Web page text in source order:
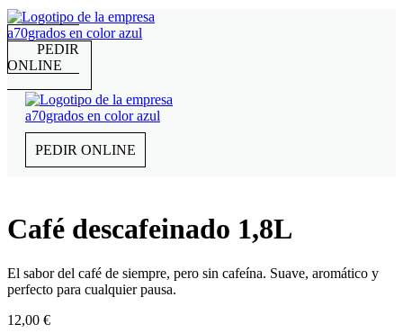
PEDIR
ONLINE
PEDIR ONLINE
Café descafeinado 1,8L
El sabor del café de siempre, pero sin cafeína. Suave, aromático y
perfecto para cualquier pausa.
12,00 €